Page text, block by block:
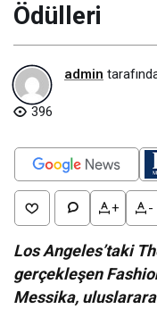
Ödülleri
admin
396
+ -
Los Angeles’taki
gerçekleşen
Messika,